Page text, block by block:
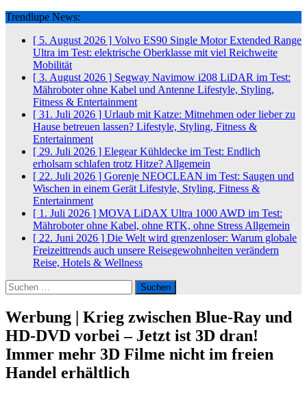
Trendlupe News:
[ 5. August 2026 ] Volvo ES90 Single Motor Extended Range
Ultra im Test: elektrische Oberklasse mit viel Reichweite
Mobilität
[ 3. August 2026 ] Segway Navimow i208 LiDAR im Test:
Mähroboter ohne Kabel und Antenne Lifestyle, Styling,
Fitness & Entertainment
[ 31. Juli 2026 ] Urlaub mit Katze: Mitnehmen oder lieber zu
Hause betreuen lassen? Lifestyle, Styling, Fitness &
Entertainment
[ 29. Juli 2026 ] Elegear Kühldecke im Test: Endlich
erholsam schlafen trotz Hitze? Allgemein
[ 22. Juli 2026 ] Gorenje NEOCLEAN im Test: Saugen und
Wischen in einem Gerät Lifestyle, Styling, Fitness &
Entertainment
[ 1. Juli 2026 ] MOVA LiDAX Ultra 1000 AWD im Test:
Mähroboter ohne Kabel, ohne RTK, ohne Stress Allgemein
[ 22. Juni 2026 ] Die Welt wird grenzenloser: Warum globale
Freizeittrends auch unsere Reisegewohnheiten verändern
Reise, Hotels & Wellness
Suchen
nach:
Werbung | Krieg zwischen Blue-Ray und
HD-DVD vorbei – Jetzt ist 3D dran!
Immer mehr 3D Filme nicht im freien
Handel erhältlich